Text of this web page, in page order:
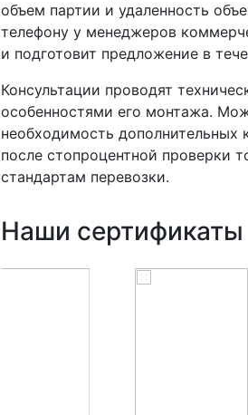
объем партии и удаленность
телефону у менеджеров
и подготовит предложение в
Консультации проводят
особенностями его монтажа.
необходимость дополнительных
после стопроцентной проверки
стандартам перевозки.
Наши сертификаты